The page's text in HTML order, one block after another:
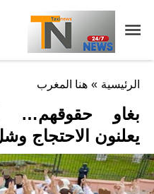
الرئيسية » هنا المغرب
بغاو حقوقهم…
يعلنون الاحتجاج